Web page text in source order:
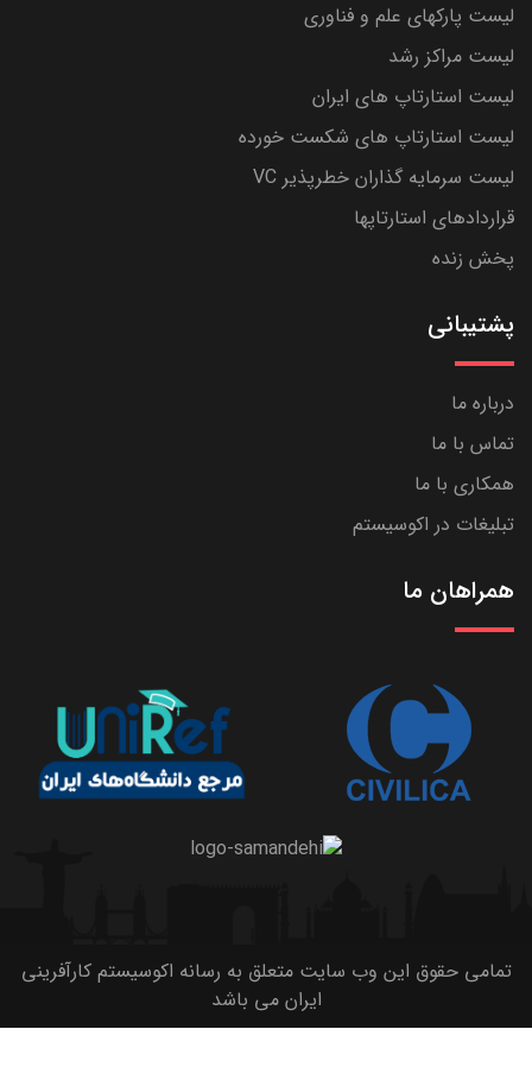
لیست پارکهای علم و فناوری
لیست مراکز رشد
لیست استارتاپ های ایران
لیست استارتاپ های شکست خورده
لیست سرمایه گذاران خطرپذیر VC
قراردادهای استارتاپها
پخش زنده
پشتیبانی
درباره ما
تماس با ما
همکاری با ما
تبلیغات در اکوسیستم
همراهان ما
تمامی حقوق این وب سایت متعلق به رسانه اکوسیستم کارآفرینی
ایران می باشد